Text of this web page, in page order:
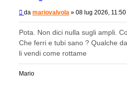
Messaggio
da mariovalvola » 08 lug 2026, 11:50
Pota. Non dici nulla sugli ampli.
Che ferri e tubi sano ? Qualche
li vendi come rottame
Mario